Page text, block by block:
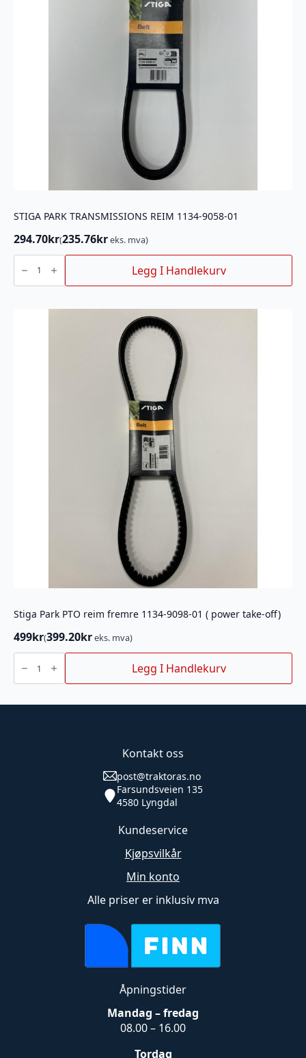
STIGA PARK TRANSMISSIONS REIM 1134-9058-01
294.70kr(235.76kreks. mva)
STIGA
TRANSMISSIONS
REIM
Legg I Handlekurv
Stiga Park PTO reim fremre 1134-9098-01 ( power take-off)
499kr(399.20kreks. mva)
Stiga
PTO
reim
9098-
Legg I Handlekurv
Kontakt oss
post@traktoras.no
Farsundsveien 135
4580 Lyngdal
Kundeservice
Kjøpsvilkår
Min konto
Alle priser er inklusiv mva
Åpningstider
Mandag – fredag
08.00 – 16.00
Tordag